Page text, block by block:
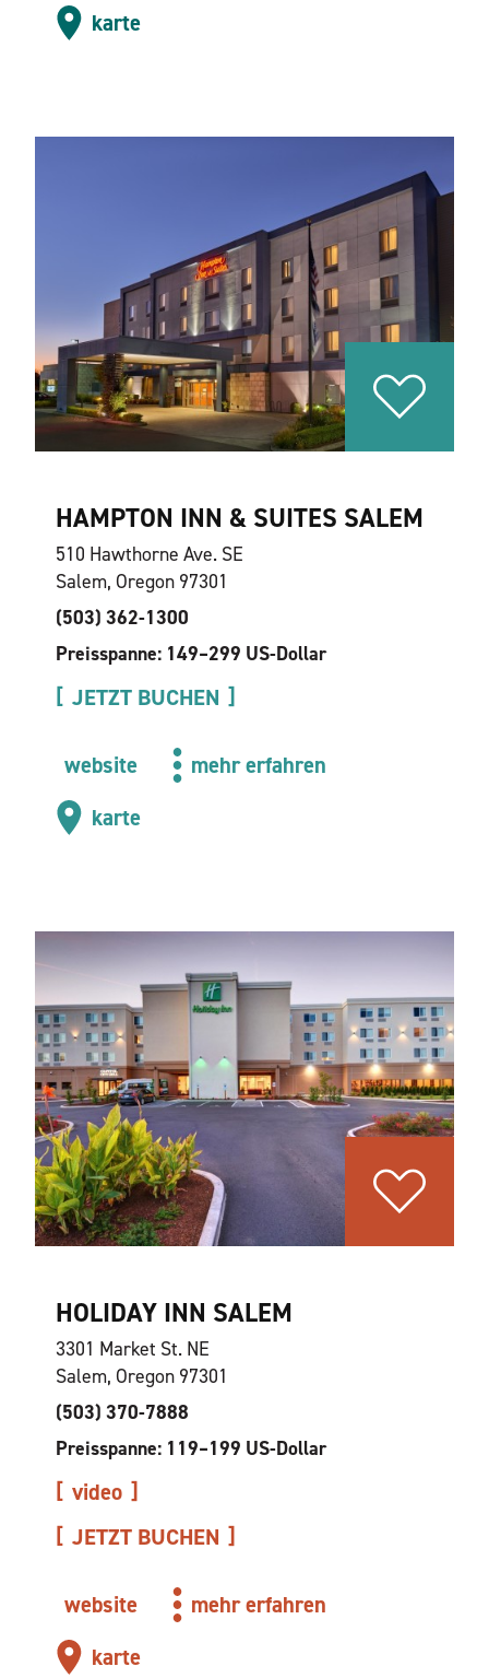
karte
HAMPTON INN & SUITES SALEM
510 Hawthorne Ave. SE
Salem, Oregon 97301
(503) 362-1300
Preisspanne: 149–299 US-Dollar
JETZT BUCHEN
website
mehr erfahren
karte
HOLIDAY INN SALEM
3301 Market St. NE
Salem, Oregon 97301
(503) 370-7888
Preisspanne: 119–199 US-Dollar
video
JETZT BUCHEN
website
mehr erfahren
karte